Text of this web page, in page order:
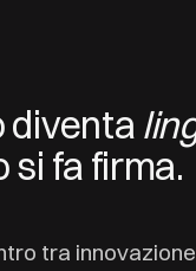
diventa
si fa firma.
tra